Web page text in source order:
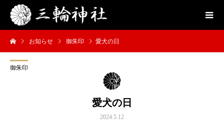
お知らせ 御朱印 愛犬の日
御朱印
愛犬の日
2024.5.12